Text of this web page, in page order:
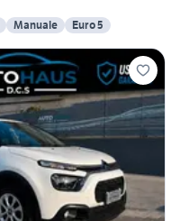
Manuale Euro 5